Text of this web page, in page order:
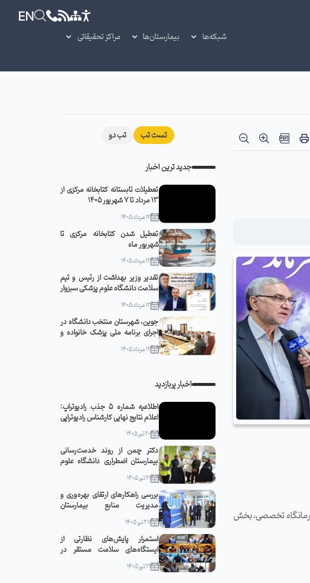
EN
شبکه‌ها بیمارستان‌ها مراکز تحقیقاتی
تخصصی، بخش
تست تب تب دو
جدید ترین اخبار
تعطیلات تابستانه کتابخانه مرکزی از
13 مرداد تا 7 شهریور 1405
12 مرداد 1405
تعطیل شدن کتابخانه مرکزی تا
شهریور ماه
12 مرداد 1405
تقدیر وزیر بهداشت از رئیس و تیم
سلامت دانشگاه علوم پزشکی سبزوار
12 مرداد 1405
جوین، شهرستان منتخب دانشگاه در
اجرای برنامه ملی پزشک خانواده و
نظام ارجاع
12 مرداد 1405
اخبار پربازدید
اطلاعیه شماره 5 جذب رادیوتراپ:
اعلام نتایج نهایی کارشناس رادیوتراپی
20 تیر 1405
دکتر چمن از روند خدمت‌رسانی
بیمارستان اضطراری دانشگاه علوم
پزشکی سبزوار در مشهد مقدس
بازدید کرد
21 تیر 1405
بررسی راهکارهای ارتقای بهره‌وری و
مدیریت منابع بیمارستان
قمربنی‌هاشم(ع) جوین با حضور
رئیس دانشگاه
27 تیر 1405
استمرار پایش‌های نظارتی از
ایستگاه‌های سلامت مستقر در
مواکب سبزوار
21 تیر 1405